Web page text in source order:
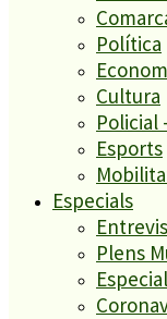
Política
Cultura
Policial
Esports
Especials
Plens
ESPORTS
Un historiador
Un grup de
Normalitat a
El més llegit
ESPORTS